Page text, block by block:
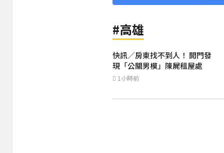
#高雄
快訊／房東找不到人！ 開門發
現「公關男模」陳屍租屋處
1小時前